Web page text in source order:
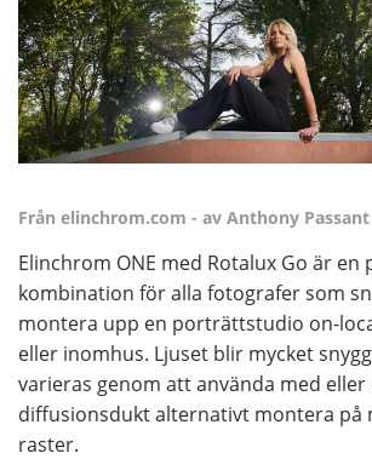
Från elinchrom.com - av Anthony Passant
Elinchrom ONE med Rotalux Go är en
kombination för alla fotografer som
montera upp en porträttstudio on-
eller inomhus. Ljuset blir mycket
varieras genom att använda med eller
diffusionsdukt alternativt montera på
raster.